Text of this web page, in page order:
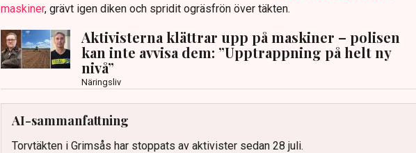
maskiner, grävt igen diken och spridit ogräsfrön över täkten.
Aktivisterna klättrar upp på maskiner – polisen
kan inte avvisa dem: ”Upptrappning på helt ny
nivå”
Näringsliv
AI-sammanfattning
Torvtäkten i Grimsås har stoppats av aktivister sedan 28 juli.